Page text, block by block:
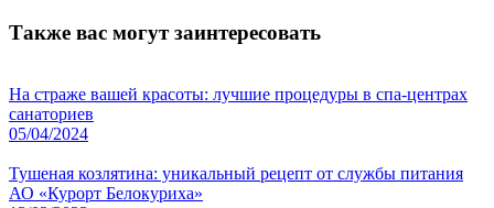
Также вас могут заинтересовать
На страже вашей красоты: лучшие процедуры в спа-центрах
санаториев
05/04/2024
Тушеная козлятина: уникальный рецепт от службы питания
АО «Курорт Белокуриха»